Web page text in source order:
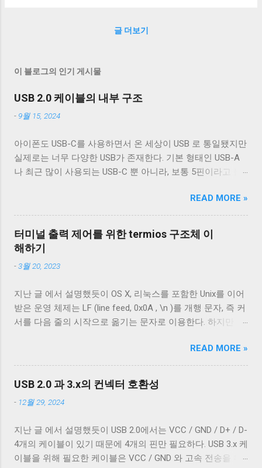
아니다. 고정된 coordinator를 계속 사용할 수도 있고, 차례대
어떻게든 coordinator가 선정된 뒤의 일이다. 2PC는 이름 그
대로 2가지 phase로 나누어져 있다. 첫 번째 phase는 voting
phase라고 부르고, 두 번째 phase는 commit phase라고 불린
다. 각 phase의 시작은 coordinator가 보내는 메시지로 시작
transaction을 commit 할지 말지 투표하는 요청을 cohort에
게 보낸다. VOTE 메시지를 받은 cohort들은 이 transaction을
바로 commit 하지 않는다. 해당 transaction을 커밋할 수 있
낸다. Voting phase에서 coordinator가 quorum 이상의 YES
메시지나 NO 메시지를 모으면 commi...
글 더보기
이 블로그의 인기 게시물
USB 2.0 케이블의 내부 구조
- 9월 15, 2024
아이폰도 USB-C를 사용하면서 온 세상이 USB 로 통일됐지만
실제로는 너무 다양한 USB가 존재한다. 기본 형태인 USB-A
나 최근 많이 사용되는 USB-C 뿐 아니라, 보통 5핀이라고 불
그래도 컨넥터는 모양이 다르기 때문에 쉽게 구분할 수 있는
데 케이블은 답이 없다. 겉으로는 똑같아 보이는 케이블이라
도 어떤 케이블은 데이터 통신이 안 되고 어떤 케이블은 데이
터 통신이 가능하다. 이런 차이는 케이블 내부 구성에 따라 발
생한다. 이번 글에서는 USB 2.0 케이블의 내부를 통해 USB 케
이블에 대해 자세히 알아보겠다. Micro-B 케이블의 편조 차폐
2.0 케이블의 피복을 벗겨낸 것이다. 절연체 아래로 금속 선이
있는 것을 알 수 있다. 이 선들은 금속 선이지만 전선은 아니
다. 이 선은 전자기 차폐를 목적으로 들어간 금속 선이다. 실
는 두 종류의 차폐가 사용됐다. 하나는 얇은 금속 호일이고,
다른 하나는 얇은 도체의 가닥으로 이루어져 있다. 전자는 보
통 호일 차폐(Foil Shielding)라고 부르고 후자는 편조 차폐
다. 보통 편조 차폐가 저주파수 전자기파를 차단하는 것에 효
과적이고, 호일 차폐가 고주파수 전자기파를 차단하는 데 효
과적이다. USB 3.0의 고속 전송 케이블은 이 두 차폐를 사용하
READ MORE »
터미널 출력 제어를 위한 termios 구조체 이
해하기
-3월 20, 2023
지난 글 에서 설명했듯이 OS X, 리눅스를 포함한 Unix를 이어
받은 운영 체제는 LF (line feed, 0x0A , \n )를 개행 문자, 즉 커
서를 다음 줄의 시작으로 옮기는 문자로 이용한다. 하지만 표
커서를 줄의 처음으로 이동하지 않는다. 파일을 항상 운영 체
제에 종속적인 애플리케이션을 통해서만 접근한다면 표준과
다른 동작은 문제되지 않는다. 하지만 파일과 입출력의 구분
이 없는 유닉스 계열에서 파일과 프로세스의 입출력이 상호
작용할 때 이 차이는 문제될 수 있다. 이 차이를 다루기 위해
하기 위한 플래그가 POSIX.1 표준이 정의 하는 termios 구조
체의 c_oflag 다. c_oflag 는 터미널이 받은 문자를 출력하기
전에 어떤 후처리를 할지에 대한 플래그다. c_oflag에서 가장
READ MORE »
USB 2.0 과 3.x의 컨넥터 호환성
- 12월 29, 2024
지난 글 에서 설명했듯이 USB 2.0에서는 VCC / GND / D+ / D-
4개의 케이블이 있기 때문에 4개의 핀만 필요하다. USB 3.x 케
이블을 위해 필요한 케이블은 VCC / GND 와 고속 전송을 위